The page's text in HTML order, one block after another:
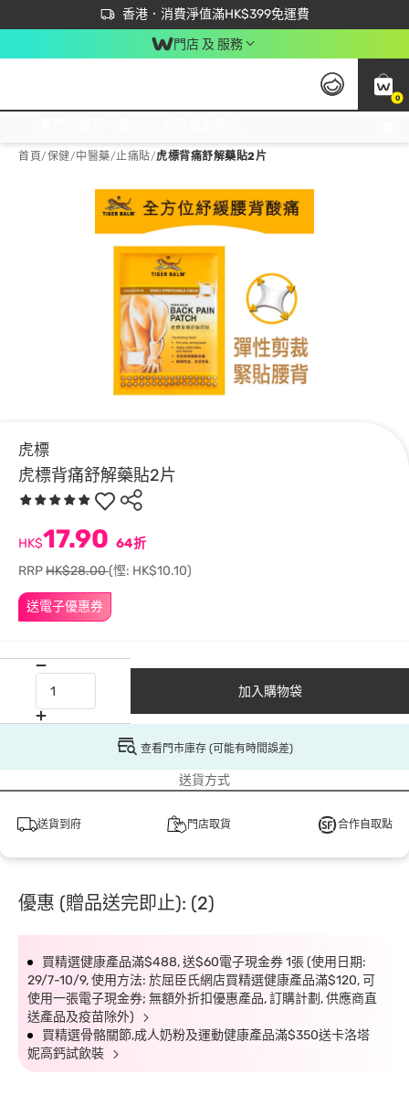
香港．消費淨值滿HK$399免運費
立即成為易賞錢會員盡享獨家優惠
首次APP下單買滿$450 輸入 NEWAPP 即減$50
門店 及 服務
0
首頁/保健/中醫藥/止痛貼/虎標背痛舒解藥貼2片
虎標
虎標背痛舒解藥貼2片
送電子優惠券
HK$17.90 64折
RRPHK$28.00(慳: HK$10.10)
加入購物袋
查看門市庫存 (可能有時間誤差)
送貨方式
送貨到府 門店取貨 合作自取點
優惠 (贈品送完即止): (2)
買精選健康產品滿$488, 送$60電子現金券 1張 (使用日期:
29/7-10/9, 使用方法: 於屈臣氏網店買精選健康產品滿$120, 可
使用一張電子現金券; 無額外折扣優惠產品, 訂購計劃, 供應商直
送產品及疫苗除外)
買精選骨骼關節,成人奶粉及運動健康產品滿$350送卡洛塔
妮高鈣試飲裝